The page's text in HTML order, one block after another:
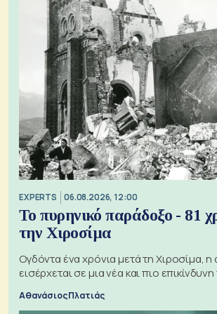
EXPERTS 06.08.2026, 12:00
Το πυρηνικό παράδοξο - 81
την Χιροσίμα
Ογδόντα ένα χρόνια μετά τη Χιροσίμα,
εισέρχεται σε μια νέα και πιο
Αθανάσιος Πλατιάς